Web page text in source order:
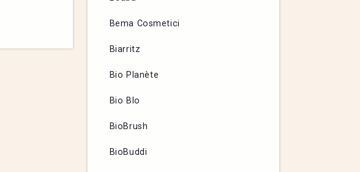
Bema Cosmetici
Biarritz
Bio Planète
Bio Blo
BioBrush
BioBuddi